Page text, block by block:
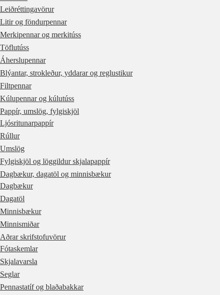
Leiðréttingavörur
Litir og föndurpennar
Merkipennar og merkitúss
Töflutúss
Áherslupennar
Blýantar, strokleður, yddarar og reglustikur
Filtpennar
Kúlupennar og kúlutúss
Pappír, umslög, fylgiskjöl
Ljósritunarpappír
Rúllur
Umslög
Fylgiskjöl og löggildur skjalapappír
Dagbækur, dagatöl og minnisbækur
Dagbækur
Dagatöl
Minnisbækur
Minnismiðar
Aðrar skrifstofuvörur
Fótaskemlar
Skjalavarsla
Seglar
Pennastatíf og blaðabakkar